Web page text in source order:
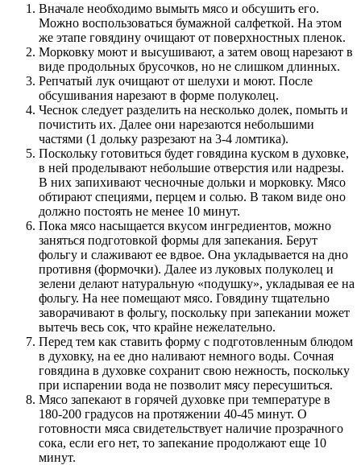
Вначале необходимо вымыть мясо и обсушить его.
Можно воспользоваться бумажной салфеткой. На этом
же этапе говядину очищают от поверхностных пленок.
Морковку моют и высушивают, а затем овощ нарезают в
виде продольных брусочков, но не слишком длинных.
Репчатый лук очищают от шелухи и моют. После
обсушивания нарезают в форме полуколец.
Чеснок следует разделить на несколько долек, помыть и
почистить их. Далее они нарезаются небольшими
частями (1 дольку разрезают на 3-4 ломтика).
Поскольку готовиться будет говядина куском в духовке,
в ней проделывают небольшие отверстия или надрезы.
В них запихивают чесночные дольки и морковку. Мясо
обтирают специями, перцем и солью. В таком виде оно
должно постоять не менее 10 минут.
Пока мясо насыщается вкусом ингредиентов, можно
заняться подготовкой формы для запекания. Берут
фольгу и слаживают ее вдвое. Она укладывается на дно
противня (формочки). Далее из луковых полуколец и
зелени делают натуральную «подушку», укладывая ее на
фольгу. На нее помещают мясо. Говядину тщательно
заворачивают в фольгу, поскольку при запекании может
вытечь весь сок, что крайне нежелательно.
Перед тем как ставить форму с подготовленным блюдом
в духовку, на ее дно наливают немного воды. Сочная
говядина в духовке сохранит свою нежность, поскольку
при испарении вода не позволит мясу пересушиться.
Мясо запекают в горячей духовке при температуре в
180-200 градусов на протяжении 40-45 минут. О
готовности мяса свидетельствует наличие прозрачного
сока, если его нет, то запекание продолжают еще 10
минут.